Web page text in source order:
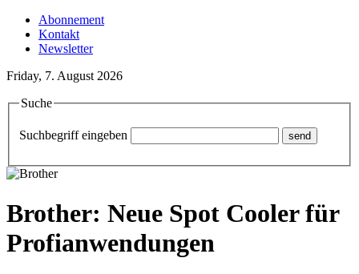
Abonnement
Kontakt
Newsletter
Friday, 7. August 2026
Suche
Suchbegriff eingeben
Brother: Neue Spot Cooler für
Profianwendungen